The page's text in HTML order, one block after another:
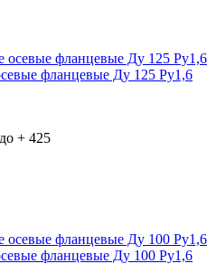
фланцевые Ду 125 Ру1,6
+ 425
фланцевые Ду 100 Ру1,6